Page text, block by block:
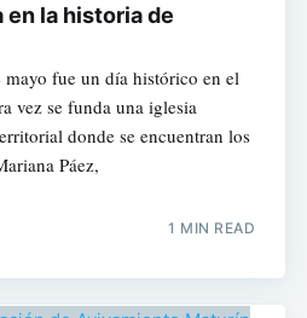
en la historia de
fue un día histórico en el
vez se funda una iglesia
donde se encuentran los
Páez,
1 MIN READ